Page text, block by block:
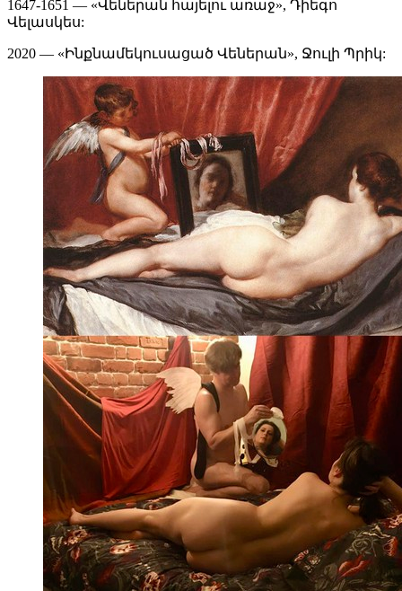
1647-1651 — «Վեներան հայելու առաջ», Դիեգո
Վելասկես:
2020 — «Ինքնամեկուսացած Վեներան», Ջուլի Պրիկ: